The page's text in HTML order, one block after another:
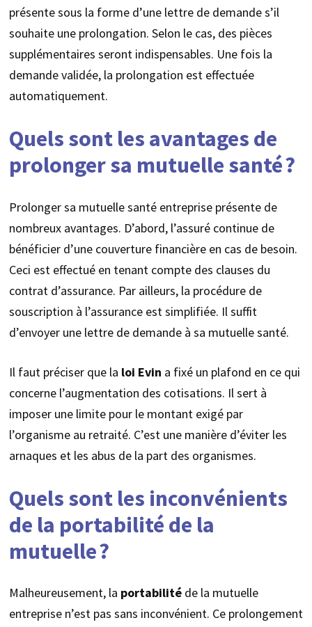
présente sous la forme d’une lettre de demande s’il
souhaite une prolongation. Selon le cas, des pièces
supplémentaires seront indispensables. Une fois la
demande validée, la prolongation est effectuée
automatiquement.
Quels sont les avantages de
prolonger sa mutuelle santé ?
Prolonger sa mutuelle santé entreprise présente de
nombreux avantages. D’abord, l’assuré continue de
bénéficier d’une couverture financière en cas de besoin.
Ceci est effectué en tenant compte des clauses du
contrat d’assurance. Par ailleurs, la procédure de
souscription à l’assurance est simplifiée. Il suffit
d’envoyer une lettre de demande à sa mutuelle santé.
Il faut préciser que la loi Evin a fixé un plafond en ce qui
concerne l’augmentation des cotisations. Il sert à
imposer une limite pour le montant exigé par
l’organisme au retraité. C’est une manière d’éviter les
arnaques et les abus de la part des organismes.
Quels sont les inconvénients
de la portabilité de la
mutuelle ?
Malheureusement, la portabilité de la mutuelle
entreprise n’est pas sans inconvénient. Ce prolongement